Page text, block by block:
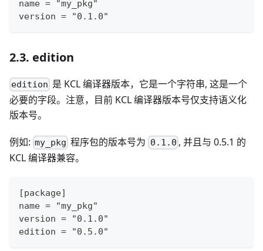
name = "my_pkg"
version = "0.1.0"
2.3. edition
edition 是 KCL 编译器版本，它是一个字符串, 这是一个
必要的字段。注意，目前 KCL 编译器版本号仅支持语义化
版本号。
例如: my_pkg 程序包的版本号为 0.1.0 , 并且与 0.5.1 的
KCL 编译器兼容。
[package]
name = "my_pkg"
version = "0.1.0"
edition = "0.5.0"